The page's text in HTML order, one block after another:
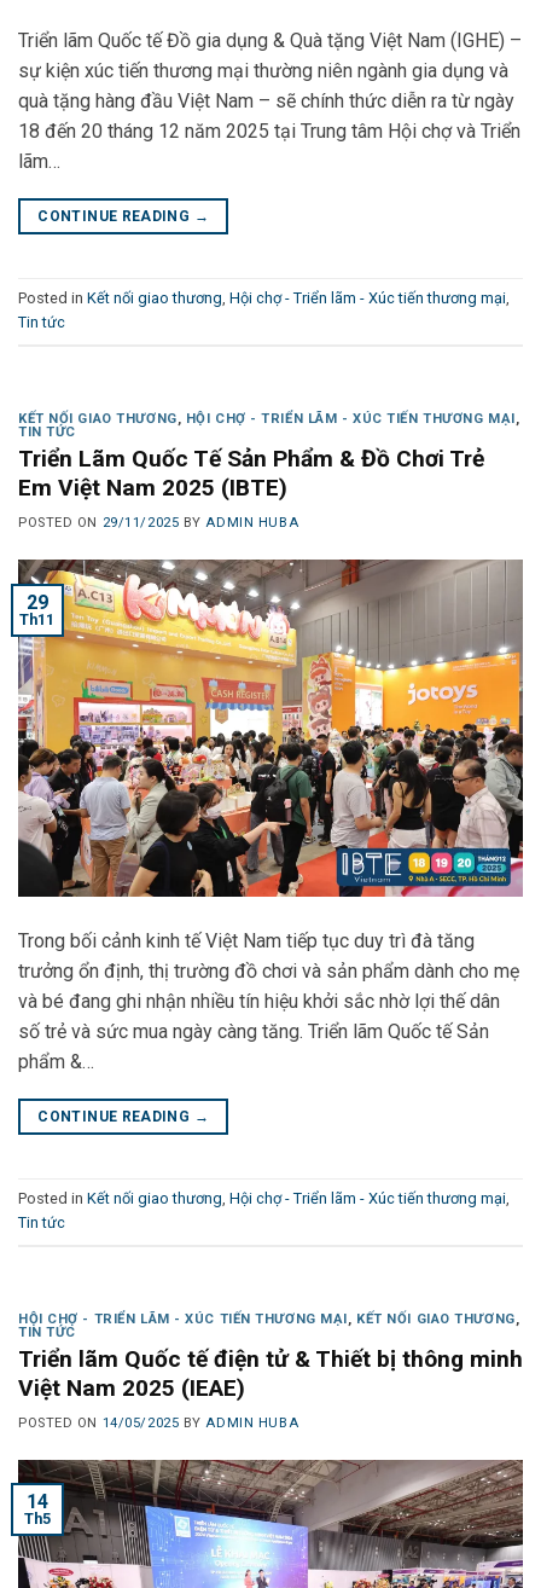
Triển lãm Quốc tế Đồ gia dụng & Quà tặng Việt Nam (IGHE) –
sự kiện xúc tiến thương mại thường niên ngành gia dụng và
quà tặng hàng đầu Việt Nam – sẽ chính thức diễn ra từ ngày
18 đến 20 tháng 12 năm 2025 tại Trung tâm Hội chợ và Triển
lãm…
CONTINUE READING →
Posted in Kết nối giao thương, Hội chợ - Triển lãm - Xúc tiến thương mại,
Tin tức
KẾT NỐI GIAO THƯƠNG, HỘI CHỢ - TRIỂN LÃM - XÚC TIẾN THƯƠNG MẠI,
TIN TỨC
Triển Lãm Quốc Tế Sản Phẩm & Đồ Chơi Trẻ
Em Việt Nam 2025 (IBTE)
POSTED ON 29/11/2025 BYADMIN HUBA
29
Th11
Trong bối cảnh kinh tế Việt Nam tiếp tục duy trì đà tăng
trưởng ổn định, thị trường đồ chơi và sản phẩm dành cho mẹ
và bé đang ghi nhận nhiều tín hiệu khởi sắc nhờ lợi thế dân
số trẻ và sức mua ngày càng tăng. Triển lãm Quốc tế Sản
phẩm &…
CONTINUE READING →
Posted in Kết nối giao thương, Hội chợ - Triển lãm - Xúc tiến thương mại,
Tin tức
HỘI CHỢ - TRIỂN LÃM - XÚC TIẾN THƯƠNG MẠI, KẾT NỐI GIAO THƯƠNG,
TIN TỨC
Triển lãm Quốc tế điện tử & Thiết bị thông minh
Việt Nam 2025 (IEAE)
POSTED ON 14/05/2025 BYADMIN HUBA
14
Th5